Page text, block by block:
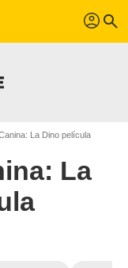
profil search
La Dino película
La